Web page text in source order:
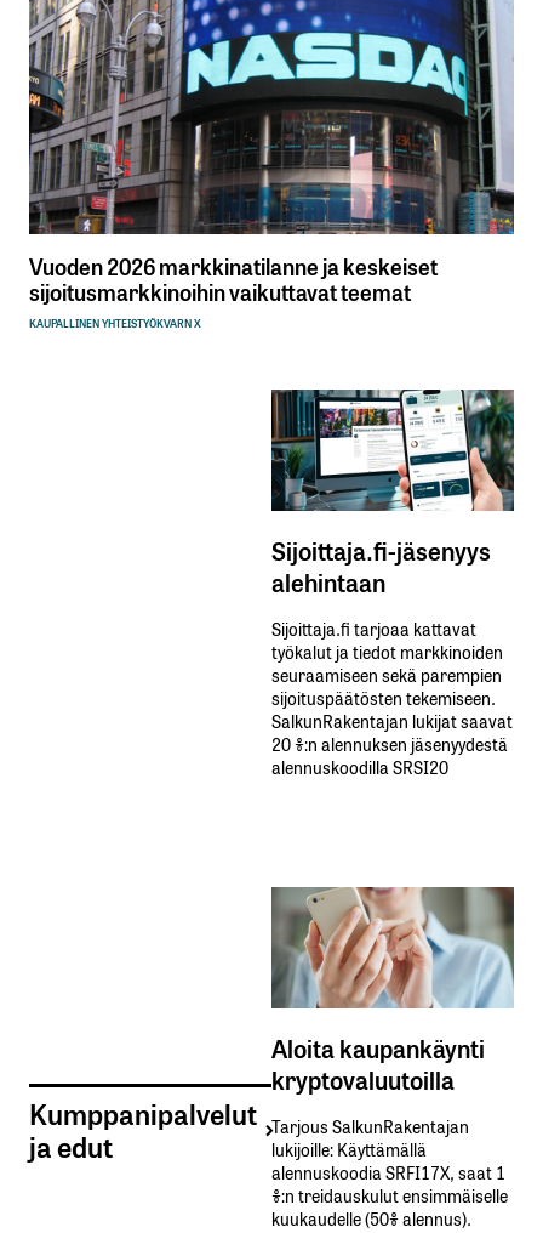
Vuoden 2026 markkinatilanne ja keskeiset
sijoitusmarkkinoihin vaikuttavat teemat
KAUPALLINEN YHTEISTYÖKVARN X
Kumppanipalvelut
ja edut
Sijoittaja.fi-jäsenyys
alehintaan
Sijoittaja.fi tarjoaa kattavat
työkalut ja tiedot markkinoiden
seuraamiseen sekä parempien
sijoituspäätösten tekemiseen.
SalkunRakentajan lukijat saavat
20 %:n alennuksen jäsenyydestä
alennuskoodilla SRSI20
Aloita kaupankäynti
kryptovaluutoilla
Tarjous SalkunRakentajan
lukijoille: Käyttämällä​ ​
alennuskoodia​ ​SRFI17X,​ ​saat​ ​1
%:n treidauskulut​ ​ensimmäiselle​ ​
kuukaudelle​ ​(50%​ ​alennus).